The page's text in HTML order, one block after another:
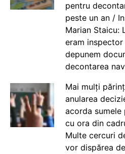
pentru
peste un an /
Marian Staicu:
eram inspector
depunem
decontarea
Mai mulți
anularea
acorda
cu ora din
Multe cercuri
vor dispărea